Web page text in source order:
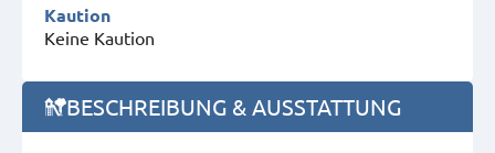
Kaution
Keine Kaution
BESCHREIBUNG & AUSSTATTUNG